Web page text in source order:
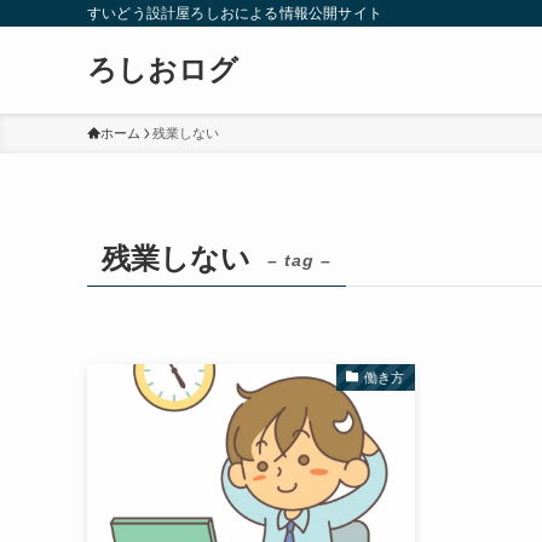
すいどう設計屋ろしおによる情報公開サイト
ろしおログ
ホーム 残業しない
残業しない – tag –
働き方